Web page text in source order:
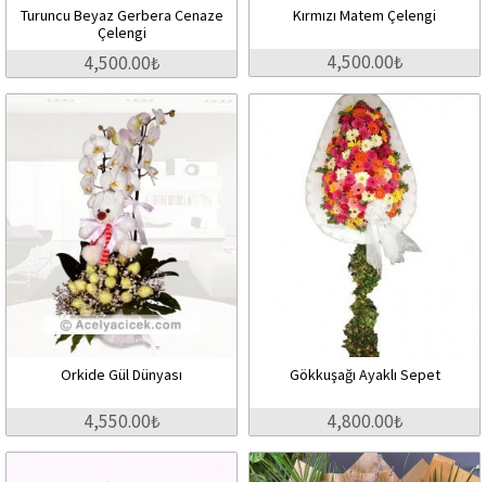
Turuncu Beyaz Gerbera Cenaze
Çelengi
4,500.00₺
Kırmızı Matem Çelengi
4,500.00₺
Orkide Gül Dünyası
4,550.00₺
Gökkuşağı Ayaklı Sepet
4,800.00₺